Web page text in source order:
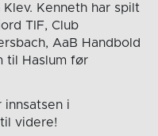
Kenneth har spilt
TIF, Club
AaB Handbold
til Haslum før
i
videre!